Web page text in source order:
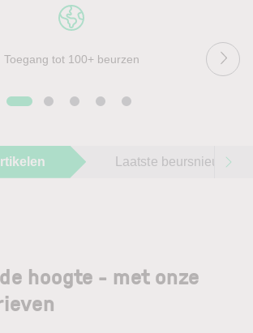
Toegang tot 100+ beurzen
Laatste beursnieuws
hoogte - met onze